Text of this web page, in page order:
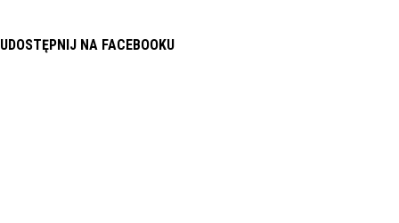
UDOSTĘPNIJ NA FACEBOOKU